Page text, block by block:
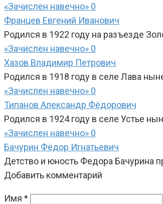
«Зачислен навечно» 0
Францев Евгений Иванович
Родился в 1922 году на разъезде
«Зачислен навечно» 0
Хазов Владимир Петрович
Родился в 1918 году в селе Лава
«Зачислен навечно» 0
Типанов Александр Фёдорович
Родился в 1924 году в селе Устье
«Зачислен навечно» 0
Бачурин Фёдор Игнатьевич
Детство и юность Федора Бачурина
Добавить комментарий
Имя *